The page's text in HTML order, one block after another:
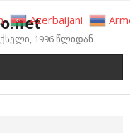
1996 წლიდან
Azerbaijani